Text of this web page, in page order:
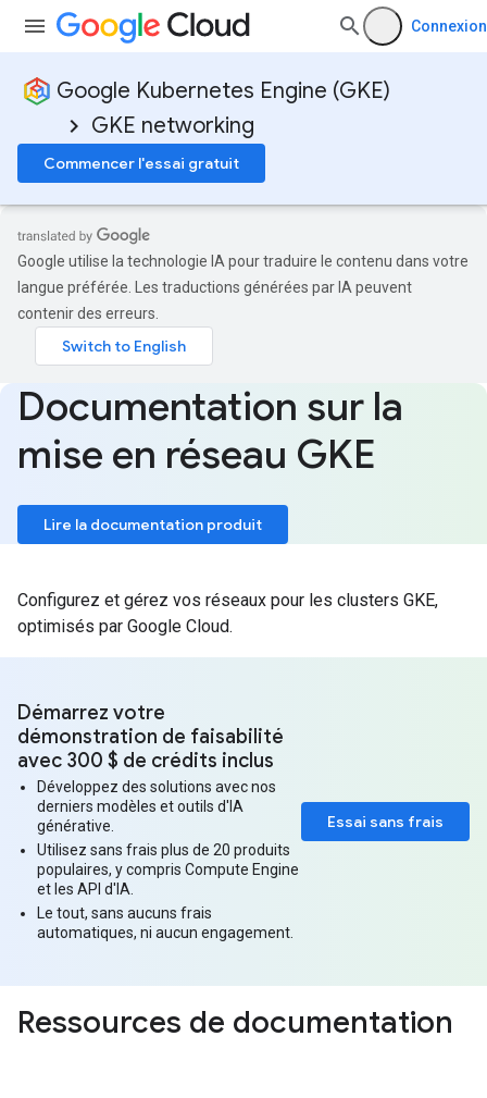
Connexion
Google Kubernetes Engine (GKE)
GKE networking
Commencer l'essai gratuit
Google utilise la technologie IA pour traduire le contenu dans votre
langue préférée. Les traductions générées par IA peuvent
contenir des erreurs.
Documentation sur la
mise en réseau GKE
Lire la documentation produit
Configurez et gérez vos réseaux pour les clusters GKE,
optimisés par Google Cloud.
Essai sans frais
Démarrez votre
démonstration de faisabilité
avec 300 $ de crédits inclus
Développez des solutions avec nos
derniers modèles et outils d'IA
générative.
Utilisez sans frais plus de 20 produits
populaires, y compris Compute Engine
et les API d'IA.
Le tout, sans aucuns frais
automatiques, ni aucun engagement.
Ressources de documentation